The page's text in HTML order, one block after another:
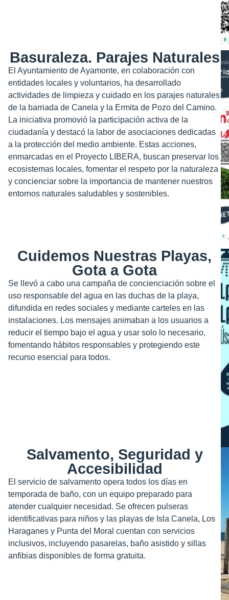
Basuraleza. Parajes Naturales
El Ayuntamiento de Ayamonte, en colaboración con
entidades locales y voluntarios, ha desarrollado
actividades de limpieza y cuidado en los parajes naturales
de la barriada de Canela y la Ermita de Pozo del Camino.
La iniciativa promovió la participación activa de la
ciudadanía y destacó la labor de asociaciones dedicadas
a la protección del medio ambiente. Estas acciones,
enmarcadas en el Proyecto LIBERA, buscan preservar los
ecosistemas locales, fomentar el respeto por la naturaleza
y concienciar sobre la importancia de mantener nuestros
entornos naturales saludables y sostenibles.
Cuidemos Nuestras Playas,
Gota a Gota
Se llevó a cabo una campaña de concienciación sobre el
uso responsable del agua en las duchas de la playa,
difundida en redes sociales y mediante carteles en las
instalaciones. Los mensajes animaban a los usuarios a
reducir el tiempo bajo el agua y usar solo lo necesario,
fomentando hábitos responsables y protegiendo este
recurso esencial para todos.
Salvamento, Seguridad y
Accesibilidad
El servicio de salvamento opera todos los días en
temporada de baño, con un equipo preparado para
atender cualquier necesidad. Se ofrecen pulseras
identificativas para niños y las playas de Isla Canela, Los
Haraganes y Punta del Moral cuentan con servicios
inclusivos, incluyendo pasarelas, baño asistido y sillas
anfibias disponibles de forma gratuita.